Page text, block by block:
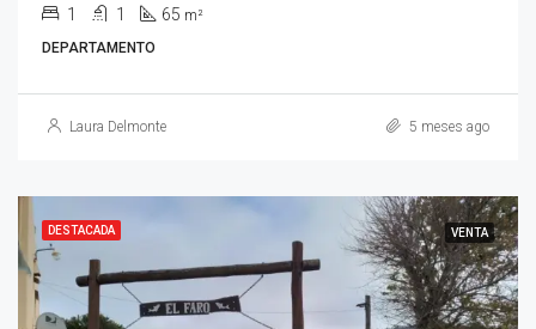
1 1 65 m²
DEPARTAMENTO
Laura Delmonte 5 meses ago
DESTACADA VENTA